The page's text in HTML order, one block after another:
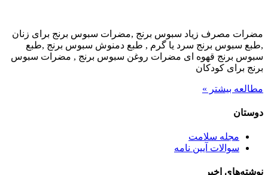
مضرات مصرف زیاد سبوس برنج ,مضرات سبوس برنج برای زنان
,طبع سبوس برنج سرد یا گرم , طبع دمنوش سبوس برنج ,طبع
سبوس برنج قهوه ای مضرات روغن سبوس برنج , مضرات سبوس
برنج برای کودکان
مطالعه بیشتر »
دوستان
مجله سلامت
سوالات آیین نامه
نوشته‌های اخیر